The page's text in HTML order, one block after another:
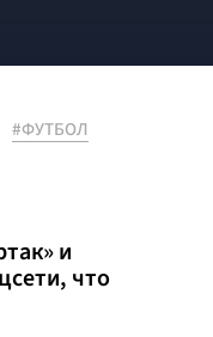
#ФУТБОЛ
и
что